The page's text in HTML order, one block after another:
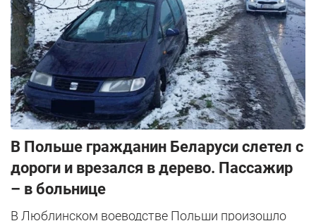
В Польше гражданин Беларуси слетел с
дороги и врезался в дерево. Пассажир
– в больнице
В Люблинском воеводстве Польши произошло